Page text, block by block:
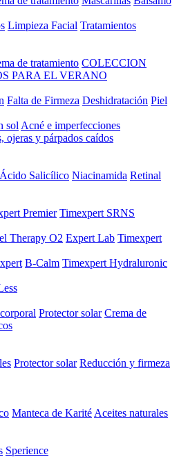
Limpieza Facial Tratamientos
de tratamiento COLECCION
PARA EL VERANO
Falta de Firmeza Deshidratación Piel
sol Acné e imperfecciones
ojeras y párpados caídos
Ácido Salicílico Niacinamida Retinal
Premier Timexpert SRNS
Therapy O2 Expert Lab Timexpert
B-Calm Timexpert Hydraluronic
Protector solar Crema de
Protector solar Reducción y firmeza
Manteca de Karité Aceites naturales
Sperience